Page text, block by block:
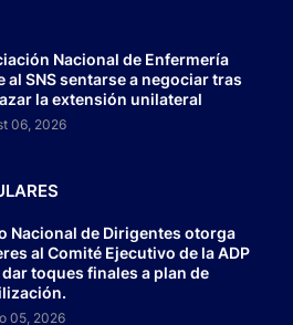
Nacional de Enfermería
al SNS sentarse a negociar tras
la extensión unilateral
06, 2026
Nacional de Dirigentes otorga
al Comité Ejecutivo de la ADP
dar toques finales a plan de
05, 2026